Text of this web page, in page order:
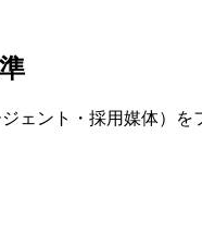
ェント・採用媒体）を